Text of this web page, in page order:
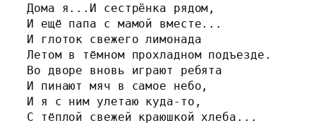
Дома я...И сестрëнка рядом,
И ещё папа с мамой вместе...
И глоток свежего лимонада
Летом в тёмном прохладном подъезде.
Во дворе вновь играют ребята
И пинают мяч в самое небо,
И я с ним улетаю куда-то,
С тёплой свежей краюшкой хлеба...